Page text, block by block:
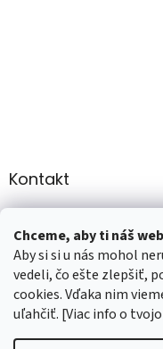
Chceme, aby ti náš
Aby si si u nás mohol
vedeli, čo ešte zlepšiť,
cookies. Vďaka nim
uľahčiť. [Viac info o
Kontakt
+421 907947783